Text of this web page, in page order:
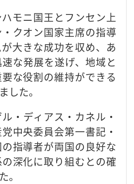
モニ国王とフンセン上
クオン国家主席の指導
大きな成功を収め、あ
な発展を遂げ、地域と
な役割の維持ができる
した。
・ディアス・カネル・
中央委員会第一書記・
指導者が両国の良好な
深化に取り組むとの確
。